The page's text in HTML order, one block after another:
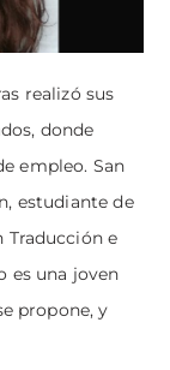
realizó sus
donde
empleo. San
estudiante de
Traducción e
es una joven
propone, y